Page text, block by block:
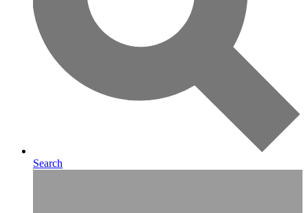
Search